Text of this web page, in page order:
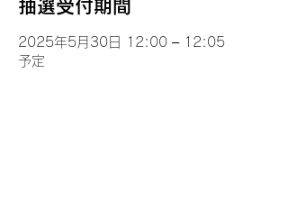
抽選受付期間
2025年5月30日 12:00 – 12:05
予定